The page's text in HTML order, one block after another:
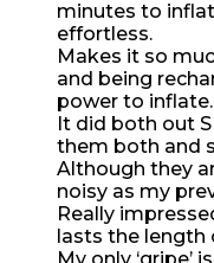
minutes to
effortless.
Makes it so
and being
power to inflate.
It did both out
them both and
Although they
noisy as my
Really
lasts the length